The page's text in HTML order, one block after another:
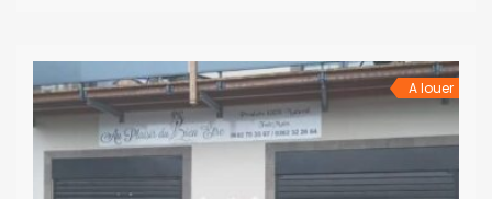
deuxième niveau, un charmant appartement T3 de […]
A louer